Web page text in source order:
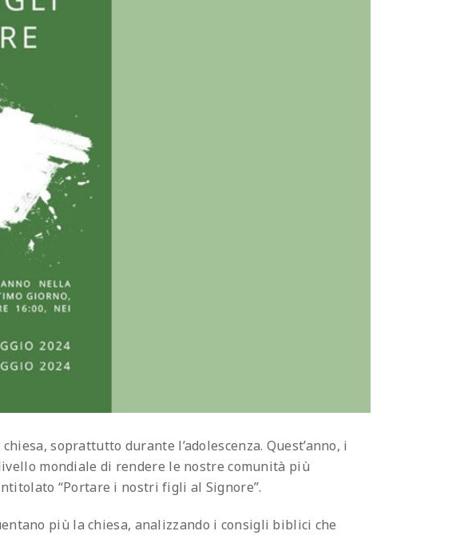
soprattutto durante l’adolescenza. Quest’anno, i
mondiale di rendere le nostre comunità più
“Portare i nostri figli al Signore”.
più la chiesa, analizzando i consigli biblici che